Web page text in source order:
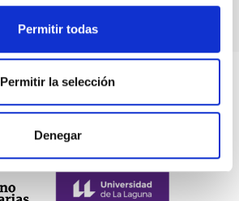
Permitir todas
Permitir la selección
Denegar